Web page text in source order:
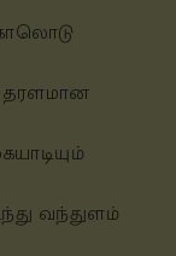
வந்துளம்